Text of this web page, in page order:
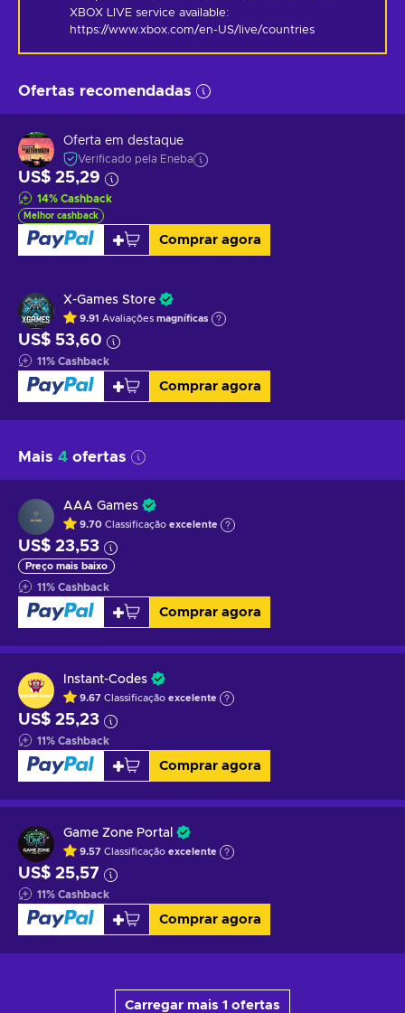
XBOX LIVE service available:
https://www.xbox.com/en-US/live/countries
Ofertas recomendadas
Oferta em destaque
Verificado pela Eneba
US$ 25,29
14% Cashback
Melhor cashback
Comprar agora
X-Games Store
9.91 Avaliações magníficas
US$ 53,60
11% Cashback
Comprar agora
Mais 4 ofertas
AAA Games
9.70 Classificação excelente
US$ 23,53
Preço mais baixo
11% Cashback
Comprar agora
Instant-Codes
9.67 Classificação excelente
US$ 25,23
11% Cashback
Comprar agora
Game Zone Portal
9.57 Classificação excelente
US$ 25,57
11% Cashback
Comprar agora
Carregar mais 1 ofertas